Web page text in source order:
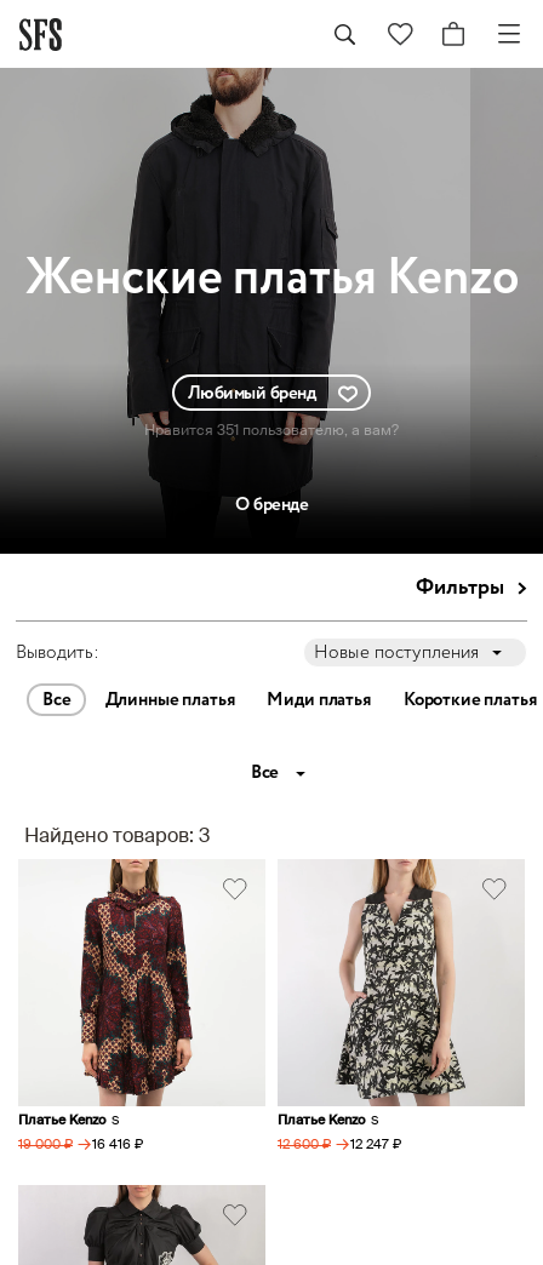
Женскиеплатья Kenzo
Любимый бренд
Нравится 351 пользователю, а вам?
О бренде
Фильтры
Выводить: Новые поступления
Все Длинные платья Миди платья Короткие платья
Все
Найдено товаров: 3
Платье Kenzo S
19 000 ₽ → 16 416 ₽
Платье Kenzo S
12 600 ₽ → 12 247 ₽